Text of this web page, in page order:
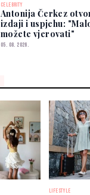
CELEBRITY
Antonija Čerkez
izdaji i uspjehu:
možete vjerovati"
05. 08. 2026.
LIFESTYLE